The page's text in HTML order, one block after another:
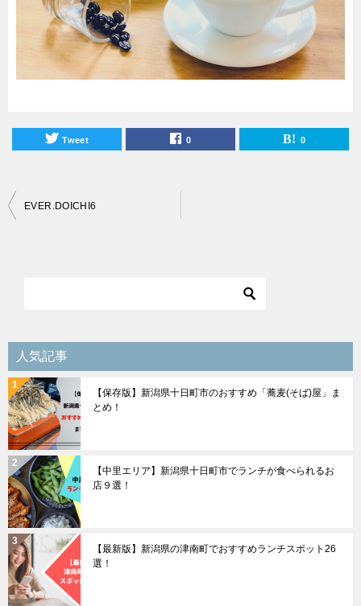
Tweet 0 0
投
シ
ョ
ン
EVER.DOICHI6
人気記事
【保存版】新潟県十日町市のおすすめ「蕎麦(そば)屋」ま
とめ！
【中里エリア】新潟県十日町市でランチが食べられるお
店９選！
【最新版】新潟県の津南町でおすすめランチスポット26
選！